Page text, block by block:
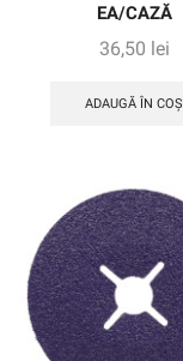
EA/CAZĂ
36,50 lei
ADAUGĂ ÎN COȘ